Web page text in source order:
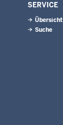
SERVICE
Übersicht
Suche